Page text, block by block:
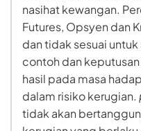
nasihat kewangan.
Futures, Opsyen dan
dan tidak sesuai
contoh dan
hasil pada masa
dalam risiko kerugian.
tidak akan